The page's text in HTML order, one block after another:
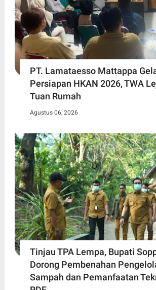
PT. Lamataesso Mattappa
Persiapan HKAN 2026, TWA
Tuan Rumah
Agustus 06, 2026
Tinjau TPA Lempa, Bupati
Dorong Pembenahan
Sampah dan Pemanfaatan